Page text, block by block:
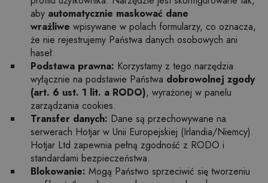
aby automatycznie maskować dane
wrażliwe wpisywane w polach formularzy, co oznacza,
że nie rejestrujemy Państwa danych osobowych ani
haseł.
Podstawa prawna: Korzystamy z tego narzędzia
wyłącznie na podstawie Państwa dobrowolnej zgody
(art. 6 ust. 1 lit. a RODO), wyrażonej w panelu
zarządzania cookies.
Transfer danych: Dane są przechowywane na
serwerach Hotjar w Unii Europejskiej (Irlandia/Niemcy).
Hotjar Ltd zapewnia pełną zgodność z RODO i
standardami bezpieczeństwa.
Blokowanie: Mogą Państwo sprzeciwić się tworzeniu